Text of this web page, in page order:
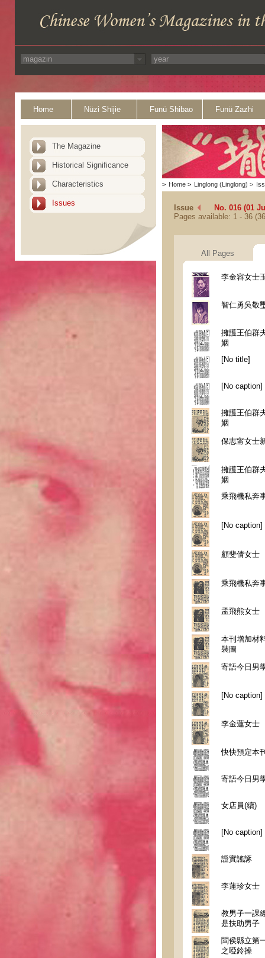
Home Nüzi Shijie Funü Shibao Funü Zazhi
The Magazine
Historical Significance
Characteristics
Issues
> Home > Linglong (Linglong) >
Issue
No. 016 (01
Pages available: 1 - 36
All Pages
李金容女士
智仁勇吳敬
擁護王伯群
姻
[No title]
[No caption]
擁護王伯群
姻
保志甯女士
擁護王伯群
姻
乘飛機私奔
[No caption]
顧斐倩女士
乘飛機私奔
孟飛熊女士
本刊增加材
裝圖
寄語今日男
[No caption]
李金蓮女士
快快預定本
寄語今日男
女店員(續)
[No caption]
證實謠諑
李蓮珍女士
教男子一課
是扶助男子
閩侯縣立第
之啞鈴操